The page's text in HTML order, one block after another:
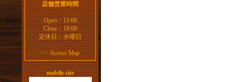
店舗営業時間
Open：13:00
Close：19:00
定休日：水曜日
>>Access Map
mobile site